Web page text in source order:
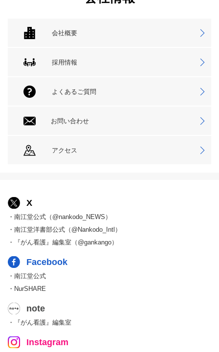
会社概要
採用情報
よくあるご質問
お問い合わせ
アクセス
X
・南江堂公式（@nankodo_NEWS）
・南江堂洋書部公式（@Nankodo_Intl）
・『がん看護』編集室（@gankango）
Facebook
・南江堂公式
・NurSHARE
note
・『がん看護』編集室
Instagram